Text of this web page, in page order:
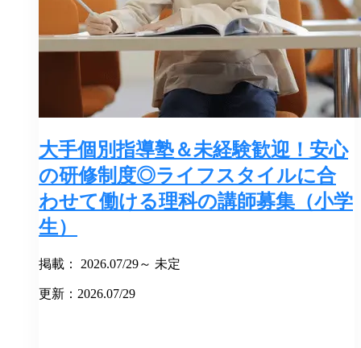
大手個別指導塾＆未経験歓迎！安心
の研修制度◎ライフスタイルに合
わせて働ける理科の講師募集（小学
生）
掲載： 2026.07/29～ 未定
更新：2026.07/29